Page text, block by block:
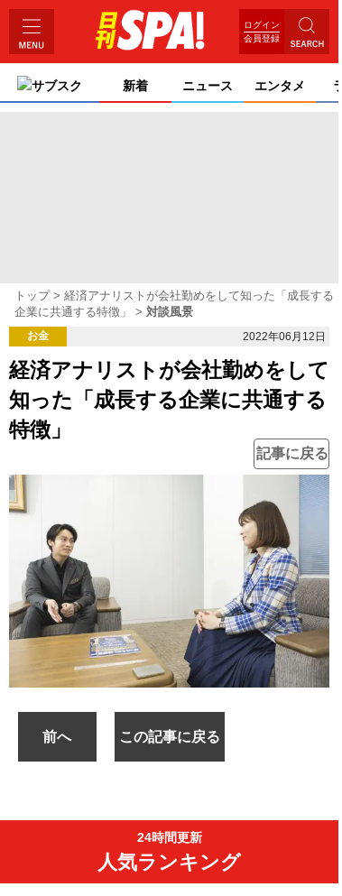
ログイン
会員登録
サブスク 新着 ニュース エンタメ
トップ
経済アナリストが会社勤めをして知った「成長する
企業に共通する特徴」
対談風景
お金 2022年06月12日
経済アナリストが会社勤めをして
知った「成長する企業に共通する
特徴」
記事に戻る
前へ この記事に戻る
24時間更新
人気ランキング